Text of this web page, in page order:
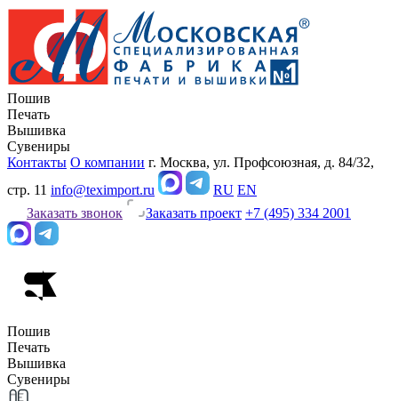
Пошив
Печать
Вышивка
Сувениры
Контакты О компании г. Москва, ул. Профсоюзная, д. 84/32,
стр. 11 info@teximport.ru RU EN
Заказать звонок
Заказать проект +7 (495) 334 2001
Пошив
Печать
Вышивка
Сувениры